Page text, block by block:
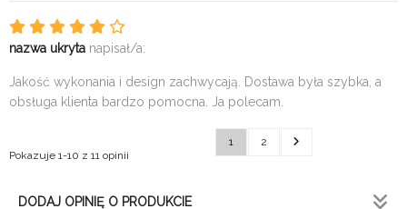
nazwa ukryta napisał/a:
Jakość wykonania i design zachwycają. Dostawa była szybka, a
obsługa klienta bardzo pomocna. Ja polecam.
Pokazuje 1-10 z 11 opinii
1 2
DODAJ OPINIĘ O PRODUKCIE